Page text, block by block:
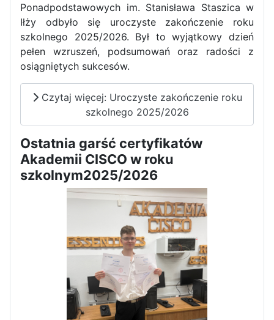
Dni Otwarte w „Staszicu” za
nami
Informatycy zapraszają do
Staszica w Iłży!
Zakończenie roku maturzystów
Ponadpodstawowych im. Stanisława Staszica w
Iłży odbyło się uroczyste zakończenie roku
szkolnego 2025/2026. Był to wyjątkowy dzień
pełen wzruszeń, podsumowań oraz radości z
osiągniętych sukcesów.
Czytaj więcej: Uroczyste zakończenie roku
szkolnego 2025/2026
Ostatnia garść certyfikatów
Akademii CISCO w roku
szkolnym2025/2026